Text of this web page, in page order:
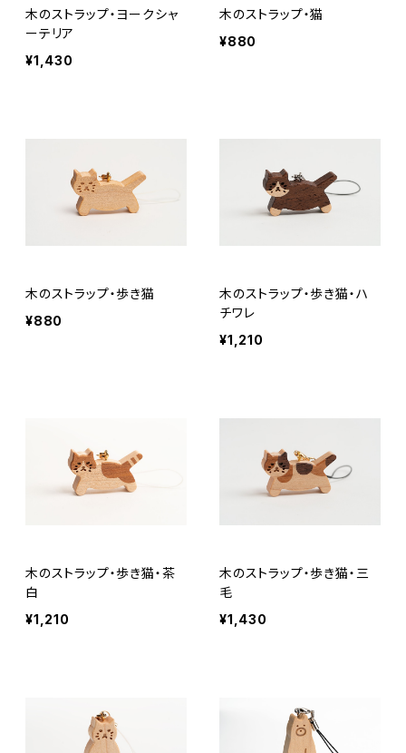
木のストラップ・ヨークシャ
ーテリア
¥1,430
木のストラップ・猫
¥880
木のストラップ・歩き猫
¥880
木のストラップ・歩き猫・ハ
チワレ
¥1,210
木のストラップ・歩き猫・茶
白
¥1,210
木のストラップ・歩き猫・三
毛
¥1,430